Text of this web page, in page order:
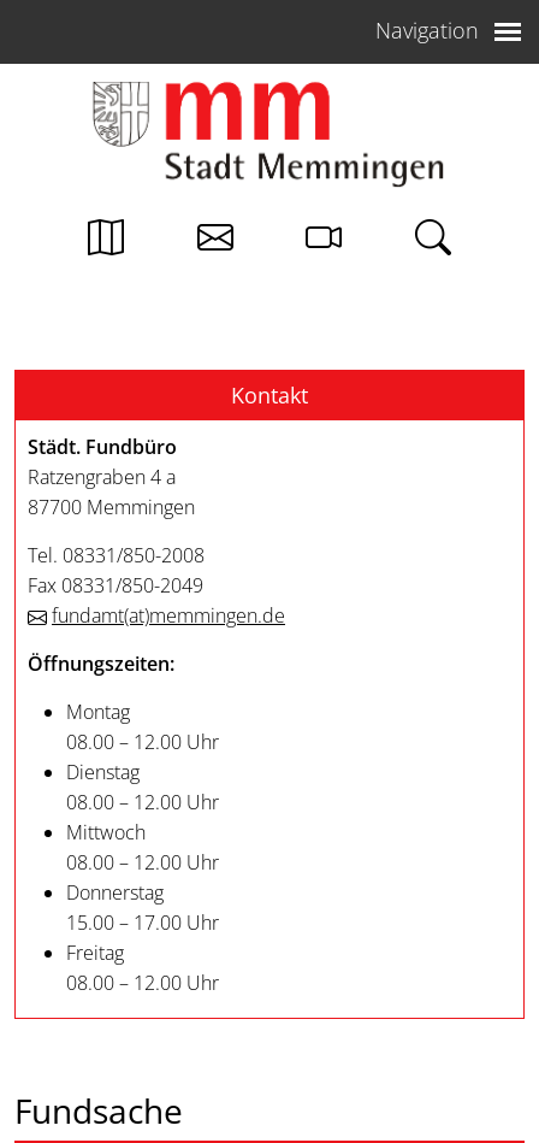
Navigation
Kontakt
Städt. Fundbüro
Ratzengraben 4 a
87700 Memmingen
Tel. 08331/850-2008
Fax 08331/850-2049
fundamt(at)memmingen.de
Öffnungszeiten:
Montag
08.00 – 12.00 Uhr
Dienstag
08.00 – 12.00 Uhr
Mittwoch
08.00 – 12.00 Uhr
Donnerstag
15.00 – 17.00 Uhr
Freitag
08.00 – 12.00 Uhr
Fundsache